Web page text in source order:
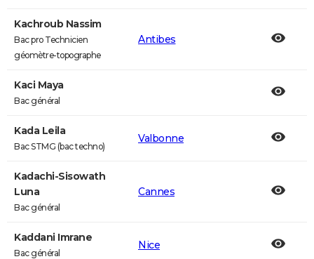
Kachroub Nassim
Bac pro Technicien
géomètre-topographe
Antibes
Kaci Maya
Bac général
Kada Leila
Bac STMG (bac techno)
Valbonne
Kadachi-Sisowath
Luna
Bac général
Cannes
Kaddani Imrane
Bac général
Nice